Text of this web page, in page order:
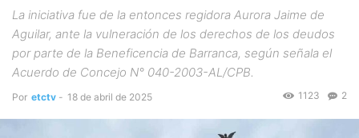
La iniciativa fue de la entonces regidora Aurora Jaime de
Aguilar, ante la vulneración de los derechos de los deudos
por parte de la Beneficencia de Barranca, según señala el
Acuerdo de Concejo N° 040-2003-AL/CPB.
Por etctv - 18 de abril de 2025 2
1123